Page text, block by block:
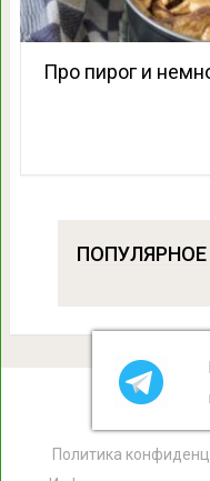
Про пирог и
ПОПУЛЯРНОЕ
Политика